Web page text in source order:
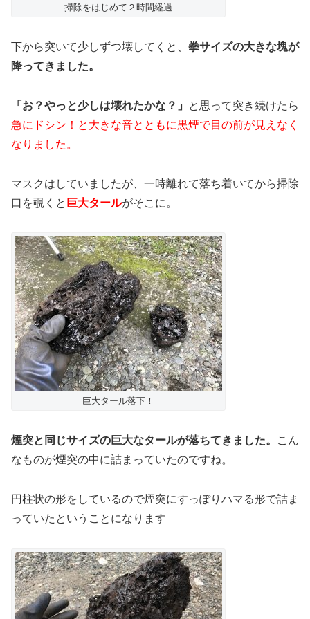
掃除をはじめて２時間経過
下から突いて少しずつ壊してくと、 拳サイズの大きな塊が
降ってきました。
「お？やっと少しは壊れたかな？」
と思って突き続けたら
急にドシン！と大きな音とともに黒煙で目の前が見えなく
なりました。
マスクはしていましたが、一時離れて落ち着いてから掃除
口を覗くと 巨大タールがそこに。
巨大タール落下！
煙突と同じサイズの巨大なタールが落ちてきました。
こん
なものが煙突の中に詰まっていたのですね。
円柱状の形をしているので煙突にすっぽりハマる形で詰ま
っていたということになります